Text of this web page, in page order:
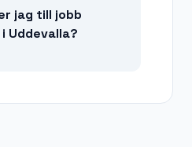
jag till jobb
Uddevalla?